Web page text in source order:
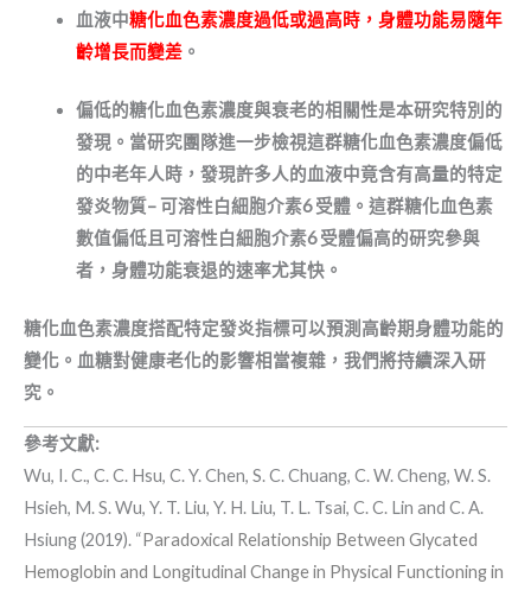
血液中糖化血色素濃度過低或過高時，身體功能易隨年
齡增長而變差。
偏低的糖化血色素濃度與衰老的相關性是本研究特別的
發現。當研究團隊進一步檢視這群糖化血色素濃度偏低
的中老年人時，發現許多人的血液中竟含有高量的特定
發炎物質– 可溶性白細胞介素6受體。這群糖化血色素
數值偏低且可溶性白細胞介素6受體偏高的研究參與
者，身體功能衰退的速率尤其快。
糖化血色素濃度搭配特定發炎指標可以預測高齡期身體功能的
變化。血糖對健康老化的影響相當複雜，我們將持續深入研
究。
參考文獻:
Wu, I. C., C. C. Hsu, C. Y. Chen, S. C. Chuang, C. W. Cheng, W. S.
Hsieh, M. S. Wu, Y. T. Liu, Y. H. Liu, T. L. Tsai, C. C. Lin and C. A.
Hsiung (2019). “Paradoxical Relationship Between Glycated
Hemoglobin and Longitudinal Change in Physical Functioning in